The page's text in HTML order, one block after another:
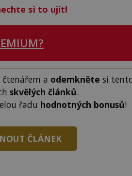
si to ujít!
čtenářem a odemkněte si
skvělých článků.
řadu hodnotných bonusů!
ČLÁNEK